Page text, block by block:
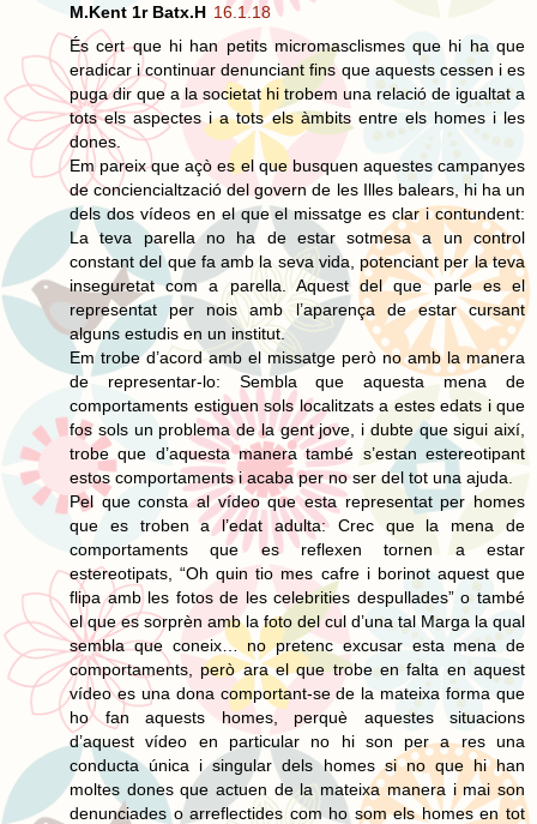
M.Kent 1r Batx.H 16.1.18
És cert que hi han petits micromasclismes que hi ha que
eradicar i continuar denunciant fins que aquests cessen i es
puga dir que a la societat hi trobem una relació de igualtat a
tots els aspectes i a tots els àmbits entre els homes i les
dones.
Em pareix que açò es el que busquen aquestes campanyes
de conciencialtzació del govern de les Illes balears, hi ha un
dels dos vídeos en el que el missatge es clar i contundent:
La teva parella no ha de estar sotmesa a un control
constant del que fa amb la seva vida, potenciant per la teva
inseguretat com a parella. Aquest del que parle es el
representat per nois amb l’aparença de estar cursant
alguns estudis en un institut.
Em trobe d’acord amb el missatge però no amb la manera
de representar-lo: Sembla que aquesta mena de
comportaments estiguen sols localitzats a estes edats i que
fos sols un problema de la gent jove, i dubte que sigui així,
trobe que d’aquesta manera també s’estan estereotipant
estos comportaments i acaba per no ser del tot una ajuda.
Pel que consta al vídeo que esta representat per homes
que es troben a l’edat adulta: Crec que la mena de
comportaments que es reflexen tornen a estar
estereotipats, “Oh quin tio mes cafre i borinot aquest que
flipa amb les fotos de les celebrities despullades” o també
el que es sorprèn amb la foto del cul d’una tal Marga la qual
sembla que coneix… no pretenc excusar esta mena de
comportaments, però ara el que trobe en falta en aquest
vídeo es una dona comportant-se de la mateixa forma que
ho fan aquests homes, perquè aquestes situacions
d’aquest vídeo en particular no hi son per a res una
conducta única i singular dels homes si no que hi han
moltes dones que actuen de la mateixa manera i mai son
denunciades o arreflectides com ho som els homes en tot